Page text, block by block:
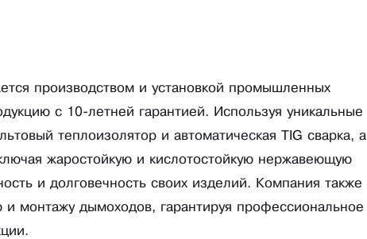
производством и установкой промышленных
с 10-летней гарантией. Используя уникальные
теплоизолятор и автоматическая TIG сварка, а
жаростойкую и кислотостойкую нержавеющую
и долговечность своих изделий. Компания также
и монтажу дымоходов, гарантируя профессиональное